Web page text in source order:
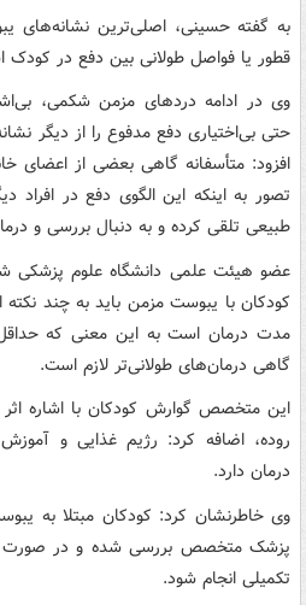
به گفته حسینی، اصلی‌ترین
قطور یا فواصل طولانی بین دفع در
وی در ادامه دردهای مزمن شکمی،
حتی بی‌اختیاری دفع مدفوع را از دیگر
افزود: متأسفانه گاهی بعضی از اعضای
تصور به اینکه این الگوی دفع در افراد
طبیعی تلقی کرده و به دنبال بررسی و
عضو هیئت علمی دانشگاه علوم پزشکی
کودکان با یبوست مزمن باید به چند
مدت درمان است به این معنی که
گاهی درمان‌های طولانی‌تر لازم است.
این متخصص گوارش کودکان با اشاره
روده، اضافه کرد: رژیم غذایی و
درمان دارد.
وی خاطرنشان کرد: کودکان مبتلا به
پزشک متخصص بررسی شده و در صورت
تکمیلی انجام شود.